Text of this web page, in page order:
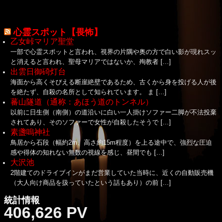
心霊スポット【畏怖】
乙女峠マリア聖堂
一部で心霊スポットと言われ、視界の片隅や奥の方で白い影が現れスッ
と消えると言われ、聖母マリアではないか、殉教者 […]
出雲日御碕灯台
海面から高くそびえる断崖絶壁であるため、古くから身を投げる人が後
を絶たず、自殺の名所として知られています。 ま […]
蕃山隧道（通称：あほう道のトンネル）
以前に日生側（南側）の道沿いに白い一人掛けソファー二脚が不法投棄
されてあり、そのソファーで女性が自殺したそうで […]
素盞嗚神社
鳥居から石段（幅約2m、高さ約15m程度）を上る途中で、強烈な圧迫
感や得体の知れない無数の視線を感じ、昼間でも […]
大沢池
2階建てのドライブインがまだ営業していた当時に、近くの自動販売機
（大人向け商品を扱っていたという話もあり）の前 […]
統計情報
406,626 PV